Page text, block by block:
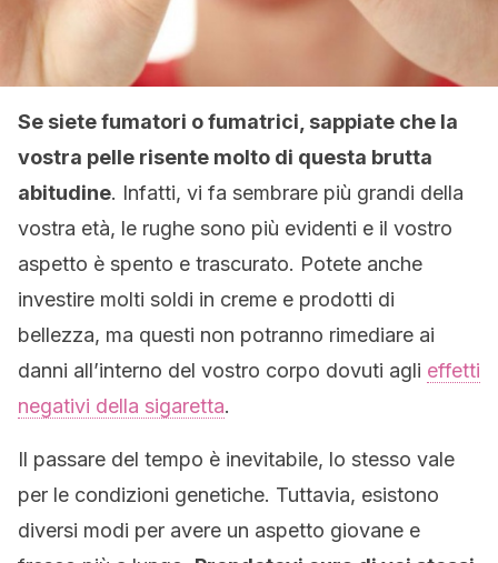
Se siete fumatori o fumatrici, sappiate che la
vostra pelle risente molto di questa brutta
abitudine. Infatti, vi fa sembrare più grandi della
vostra età, le rughe sono più evidenti e il vostro
aspetto è spento e trascurato. Potete anche
investire molti soldi in creme e prodotti di
bellezza, ma questi non potranno rimediare ai
danni all’interno del vostro corpo dovuti agli effetti
negativi della sigaretta.
Il passare del tempo è inevitabile, lo stesso vale
per le condizioni genetiche. Tuttavia, esistono
diversi modi per avere un aspetto giovane e